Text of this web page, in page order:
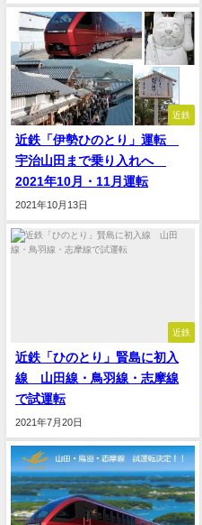
近鉄
近鉄「伊勢ひのとり」運転
宇治山田まで乗り入れへ
2021年10月・11月運転
2021年10月13日
近鉄
近鉄「ひのとり」賢島に初入
線 山田線・鳥羽線・志摩線
で試運転
2021年7月20日